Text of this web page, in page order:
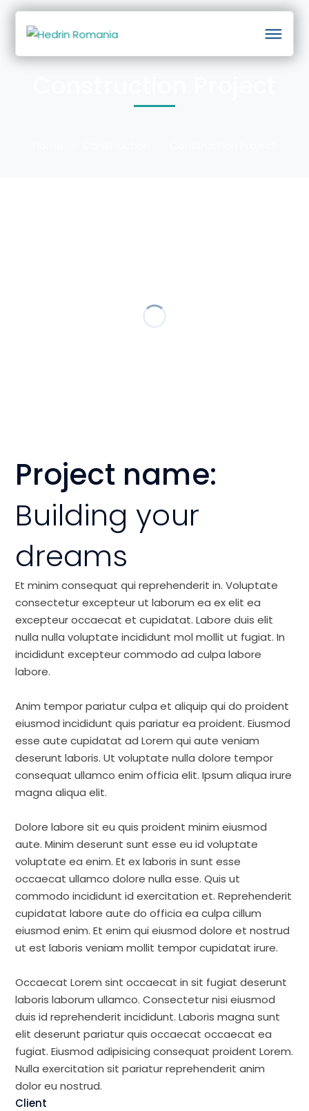
Project name:
Building your
dreams
Et minim consequat qui reprehenderit in. Voluptate
consectetur excepteur ut laborum ea ex elit ea
excepteur occaecat et cupidatat. Labore duis elit
nulla nulla voluptate incididunt mol mollit ut fugiat. In
incididunt excepteur commodo ad culpa labore
labore.
Anim tempor pariatur culpa et aliquip qui do proident
eiusmod incididunt quis pariatur ea proident. Eiusmod
esse aute cupidatat ad Lorem qui aute veniam
deserunt laboris. Ut voluptate nulla dolore tempor
consequat ullamco enim officia elit. Ipsum aliqua irure
magna aliqua elit.
Dolore labore sit eu quis proident minim eiusmod
aute. Minim deserunt sunt esse eu id voluptate
voluptate ea enim. Et ex laboris in sunt esse
occaecat ullamco dolore nulla esse. Quis ut
commodo incididunt id exercitation et. Reprehenderit
cupidatat labore aute do officia ea culpa cillum
eiusmod enim. Et enim qui eiusmod dolore et nostrud
ut est laboris veniam mollit tempor cupidatat irure.
Occaecat Lorem sint occaecat in sit fugiat deserunt
laboris laborum ullamco. Consectetur nisi eiusmod
duis id reprehenderit incididunt. Laboris magna sunt
elit deserunt pariatur quis occaecat occaecat ea
fugiat. Eiusmod adipisicing consequat proident Lorem.
Nulla exercitation sit pariatur reprehenderit anim
dolor eu nostrud.
Client